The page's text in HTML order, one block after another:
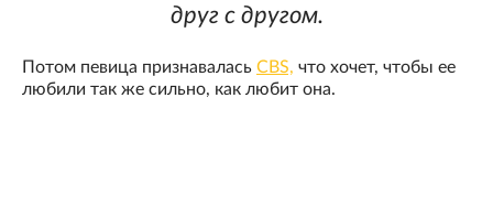
друг с другом.
Потом певица признавалась CBS, что хочет, чтобы ее
любили так же сильно, как любит она.